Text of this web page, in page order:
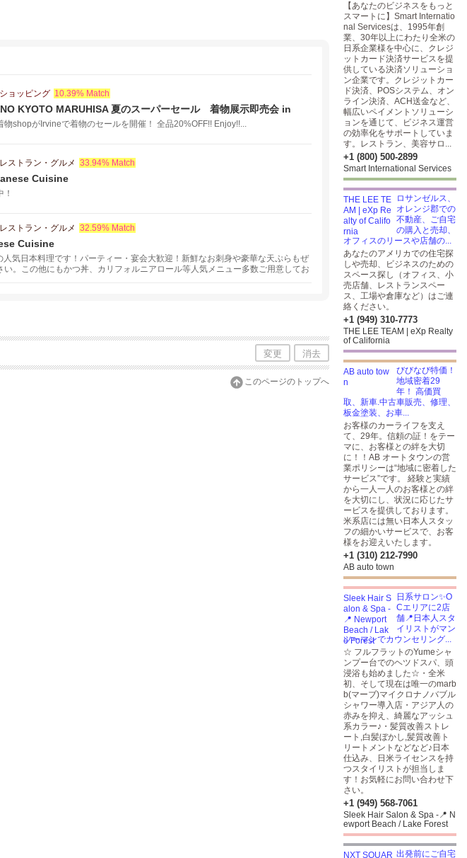
ショッピング 10.39% Match
KYOTO MARUHISA 夏のスーパーセール 着物展示即売会 in
物shopがIrvineで着物のセールを開催！ 全品20%OFF!! Enjoy!!...
レストラン・グルメ 33.94% Match
Cuisine
レストラン・グルメ 32.59% Match
Cuisine
気日本料理です！パーティー・宴会大歓迎！新鮮なお刺身や豪華な天ぷらもぜ
い。この他にもかつ丼、カリフォルニアロール等人気メニュー多数ご用意してお
変更 消去
このページのトップへ
【あなたのビジネスをもっと
スマートに】Smart Internatio
nal Servicesは、1995年創
業、30年以上にわたり全米の
日系企業様を中心に、クレジ
ットカード決済サービスを提
供している決済ソリューショ
ン企業です。クレジットカー
ド決済、POSシステム、オン
ライン決済、ACH送金など、
幅広いペイメントソリューシ
ョンを通じて、ビジネス運営
の効率化をサポートしていま
す。レストラン、美容サロ...
+1 (800) 500-2899
Smart International Services
ロサンゼルス、
オレンジ郡での
不動産、ご自宅
の購入と売却、
オフィスのリースや店舗の...
あなたのアメリカでの住宅探
しや売却、ビジネスのための
スペース探し（オフィス、小
売店舗、レストランスペー
ス、工場や倉庫など）はご連
絡ください。
+1 (949) 310-7773
THE LEE TEAM | eXp Realty
of California
びびなび特価！
地域密着29
年！ 高価買
取、新車.中古車販売、修理、
板金塗装、お車...
お客様のカーライフを支え
て、29年。信頼の証！をテー
マに、お客様との絆を大切
に！！AB オートタウンの営
業ポリシーは“地域に密着した
サービス”です。 経験と実績
から一人一人のお客様との絆
を大切にし、状況に応じたサ
ービスを提供しております。
米系店には無い日本人スタッ
フの細かいサービスで、お客
様をお迎えいたします。
+1 (310) 212-7990
AB auto town
日系サロン✨O
Cエリアに2店
舗📍日本人スタ
イリストがマン
ツーマンでカウンセリング...
☆ フルフラットのYumeシャ
ンプー台でのヘツドスパ、頭
浸浴も始めました☆・全米
初、そして現在は唯一のmarb
b(マーブ)マイクロナノバブル
シャワー導入店・アジア人の
赤みを抑え、綺麗なアッシュ
系カラー♪・髪質改善ストレ
ート,白髪ぼかし,髪質改善ト
リートメントなどなど♪日本
仕込み、日米ライセンスを持
つスタイリストが担当しま
す！お気軽にお問い合わせ下
さい。
+1 (949) 568-7061
Sleek Hair Salon & Spa -📍 N
ewport Beach / Lake Forest
出発前にご自宅